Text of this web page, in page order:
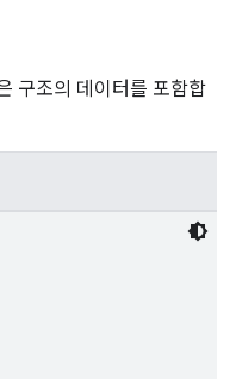
구조의 데이터를 포함합